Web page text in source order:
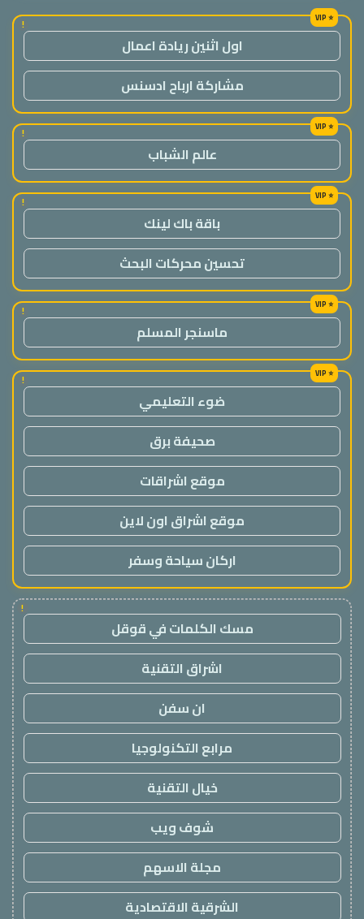
!
اول اثنين ريادة اعمال
مشاركة ارباح ادسنس
!
عالم الشباب
!
باقة باك لينك
تحسين محركات البحث
!
ماسنجر المسلم
!
ضوء التعليمي
صحيفة برق
موقع اشراقات
موقع اشراق اون لاين
اركان سياحة وسفر
!
مسك الكلمات في قوقل
اشراق التقنية
ان سفن
مرابع التكنولوجيا
خيال التقنية
شوف ويب
مجلة الاسهم
الشرقية الاقتصادية